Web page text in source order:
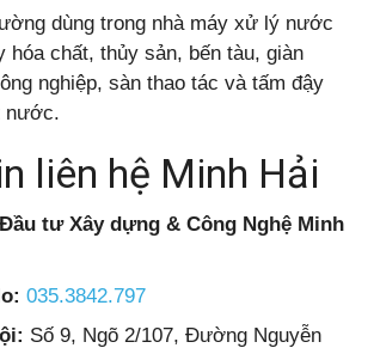
dùng trong nhà máy xử lý nước
hóa chất, thủy sản, bến tàu, giàn
nghiệp, sàn thao tác và tấm đậy
nước.
liên hệ Minh Hải
tư Xây dựng & Công Nghệ Minh
035.3842.797
Số 9, Ngõ 2/107, Đường Nguyễn